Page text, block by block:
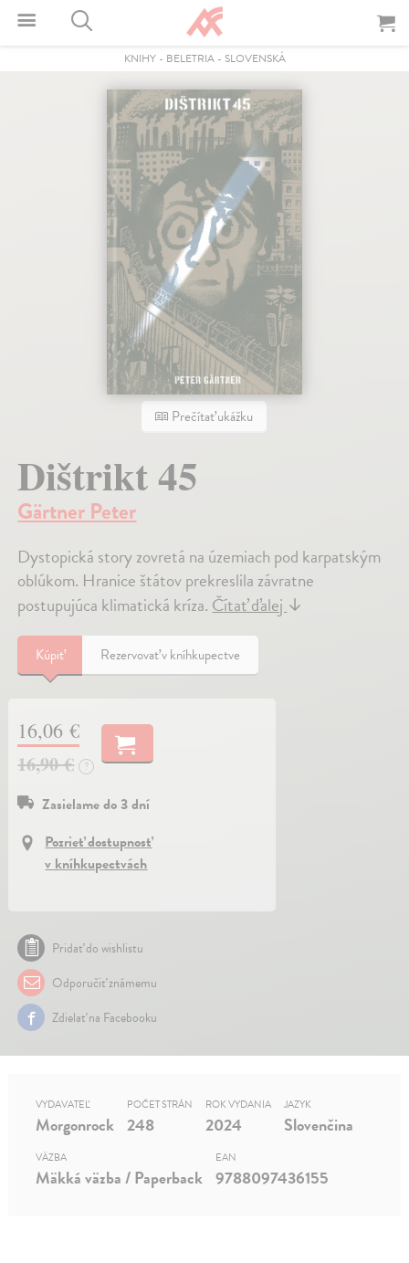
KNIHY- BELETRIA- SLOVENSKÁ
Prečítať ukážku
Dištrikt 45
Gärtner Peter
Dystopická story zovretá na územiach pod karpatským
oblúkom. Hranice štátov prekreslila závratne
postupujúca klimatická kríza. Čítať ďalej ↓
Kúpiť Rezervovať v kníhkupectve
16,06 €
16,90 €
?
Zasielame do 3 dní
Pozrieť dostupnosť
v kníhkupectvách
Pridať do wishlistu
Odporučiť známemu
Zdielať na Facebooku
VYDAVATEĽ
Morgonrock
POČET STRÁN
248
ROK VYDANIA
2024
JAZYK
Slovenčina
VÄZBA
Mäkká väzba / Paperback
EAN
9788097436155